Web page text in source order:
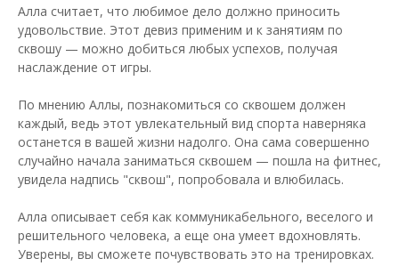
Алла считает, что любимое дело должно приносить
удовольствие. Этот девиз применим и к занятиям по
сквошу — можно добиться любых успехов, получая
наслаждение от игры.
По мнению Аллы, познакомиться со сквошем должен
каждый, ведь этот увлекательный вид спорта наверняка
останется в вашей жизни надолго. Она сама совершенно
случайно начала заниматься сквошем — пошла на фитнес,
увидела надпись "сквош", попробовала и влюбилась.
Алла описывает себя как коммуникабельного, веселого и
решительного человека, а еще она умеет вдохновлять.
Уверены, вы сможете почувствовать это на тренировках.